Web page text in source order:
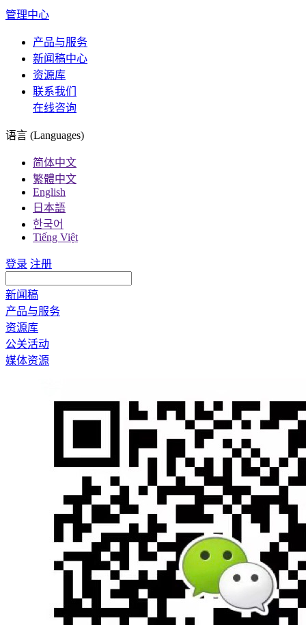
管理中心
产品与服务
新闻稿中心
资源库
联系我们
在线咨询
语言 (Languages)
简体中文
繁體中文
English
日本語
한국어
Tiếng Việt
登录 注册
新闻稿
产品与服务
资源库
公关活动
媒体资源